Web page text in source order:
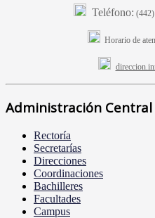
Teléfono:
Horario de
Administración Central
Rectoría
Secretarías
Direcciones
Coordinaciones
Bachilleres
Facultades
Campus